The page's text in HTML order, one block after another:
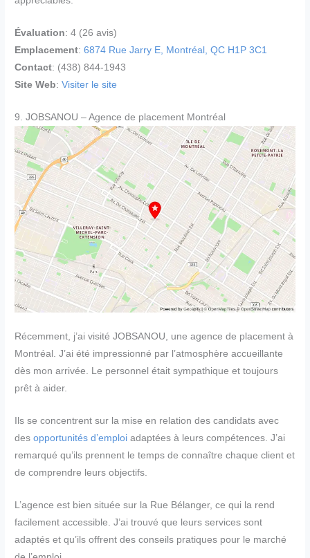
Évaluation: 4 (26 avis)
Emplacement:6874 Rue Jarry E, Montréal, QC H1P 3C1
Contact: (438) 844-1943
Site Web:Visiter le site
9. JOBSANOU – Agence de placement Montréal
Récemment, j’ai visité JOBSANOU, une agence de placement à
Montréal. J’ai été impressionné par l’atmosphère accueillante
dès mon arrivée. Le personnel était sympathique et toujours
prêt à aider.
Ils se concentrent sur la mise en relation des candidats avec
desopportunités d’emploi adaptées à leurs compétences. J’ai
remarqué qu’ils prennent le temps de connaître chaque client et
de comprendre leurs objectifs.
L’agence est bien située sur la Rue Bélanger, ce qui la rend
facilement accessible. J’ai trouvé que leurs services sont
adaptés et qu’ils offrent des conseils pratiques pour le marché